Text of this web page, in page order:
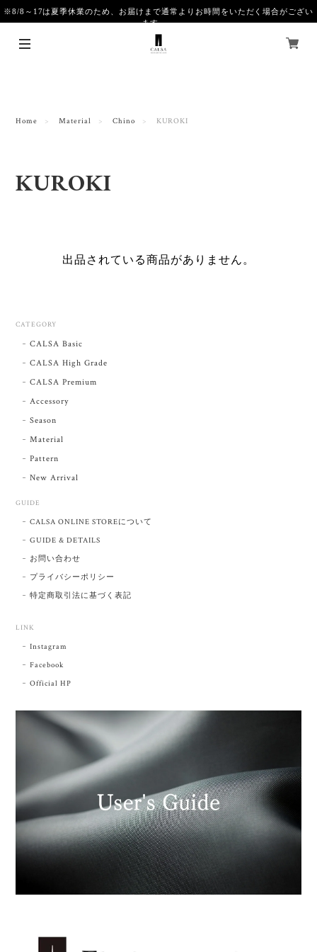
※8/8～17は夏季休業のため、お届けまで通常よりお時間をいただく場合がござい
ます。
Home Material Chino KUROKI
KUROKI
出品されている商品がありません。
CATEGORY
CALSA Basic
CALSA High Grade
CALSA Premium
Accessory
Season
Material
Pattern
New Arrival
GUIDE
CALSA ONLINE STOREについて
GUIDE & DETAILS
お問い合わせ
プライバシーポリシー
特定商取引法に基づく表記
LINK
Instagram
Facebook
Official HP